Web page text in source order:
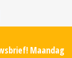
Maandag